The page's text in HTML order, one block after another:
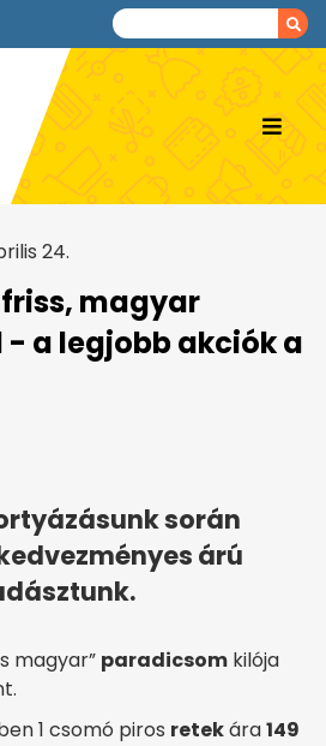
24.
magyar
- a legjobb akciók a
során
árú
magyar” paradicsom kilója
1 csomó piros retekára149